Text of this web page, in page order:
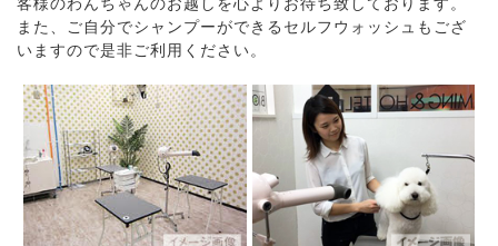
また、ご自分でシャンプーができるセルフウォッシュもござ
いますので是非ご利用ください。